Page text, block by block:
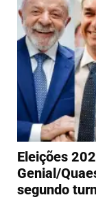
Eleições
Genial/
segundo